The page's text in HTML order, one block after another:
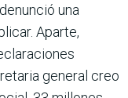
una
Aparte,
general creo